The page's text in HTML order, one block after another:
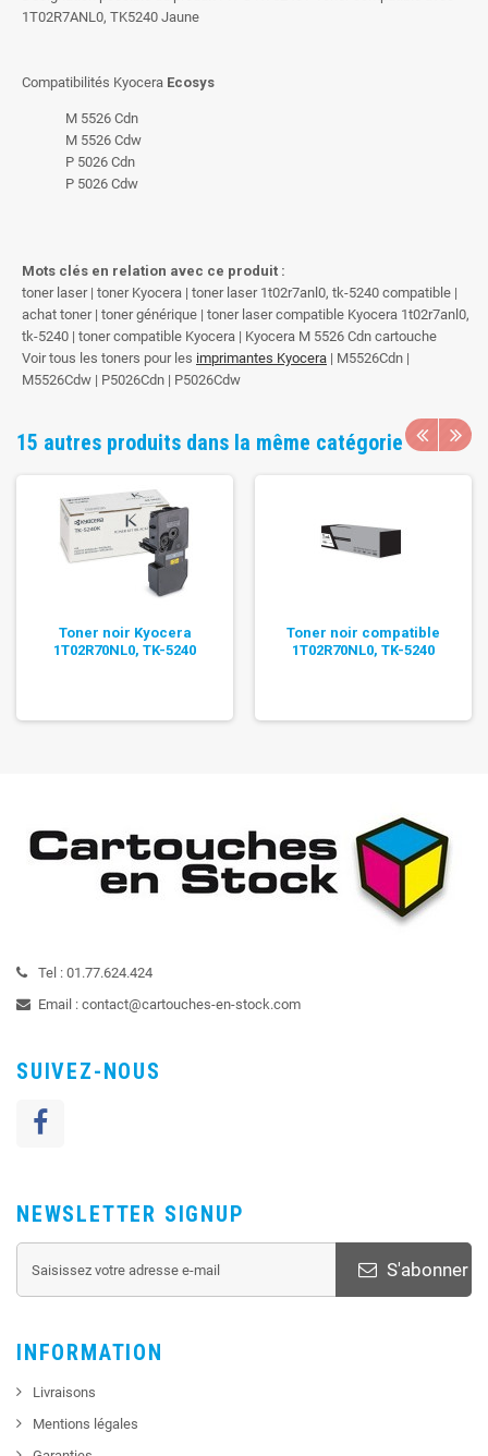
1T02R7ANL0, TK5240 Jaune
Compatibilités Kyocera Ecosys
M 5526 Cdn
M 5526 Cdw
P 5026 Cdn
P 5026 Cdw
Mots clés en relation avec ce produit :
toner laser | toner Kyocera | toner laser 1t02r7anl0, tk-5240 compatible |
achat toner | toner générique | toner laser compatible Kyocera 1t02r7anl0,
tk-5240 | toner compatible Kyocera | Kyocera M 5526 Cdn cartouche
Voir tous les toners pour les imprimantes Kyocera | M5526Cdn |
M5526Cdw | P5026Cdn | P5026Cdw
15 autres produits dans la même catégorie
Toner noir Kyocera
1T02R70NL0, TK-5240
Toner noir compatible
1T02R70NL0, TK-5240
Tel : 01.77.624.424
Email : contact@cartouches-en-stock.com
SUIVEZ-NOUS
NEWSLETTER SIGNUP
S'abonner
INFORMATION
Livraisons
Mentions légales